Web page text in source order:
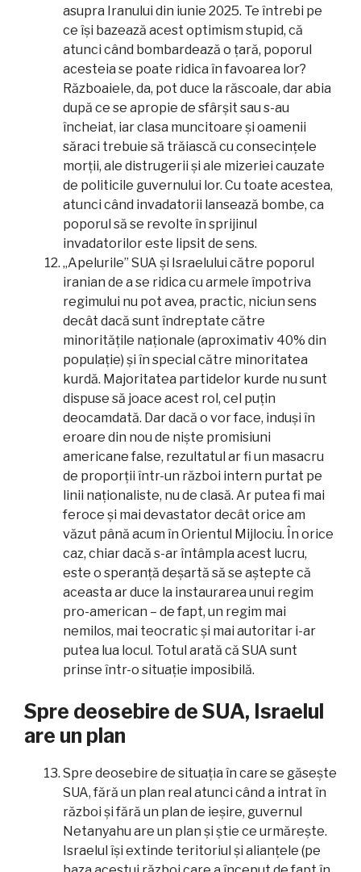
asupra Iranului din iunie 2025. Te întrebi pe
ce își bazează acest optimism stupid, că
atunci când bombardează o țară, poporul
acesteia se poate ridica în favoarea lor?
Războaiele, da, pot duce la răscoale, dar abia
după ce se apropie de sfârșit sau s-au
încheiat, iar clasa muncitoare și oamenii
săraci trebuie să trăiască cu consecințele
morții, ale distrugerii și ale mizeriei cauzate
de politicile guvernului lor. Cu toate acestea,
atunci când invadatorii lansează bombe, ca
poporul să se revolte în sprijinul
invadatorilor este lipsit de sens.
„Apelurile” SUA și Israelului către poporul
iranian de a se ridica cu armele împotriva
regimului nu pot avea, practic, niciun sens
decât dacă sunt îndreptate către
minoritățile naționale (aproximativ 40% din
populație) și în special către minoritatea
kurdă. Majoritatea partidelor kurde nu sunt
dispuse să joace acest rol, cel puțin
deocamdată. Dar dacă o vor face, induși în
eroare din nou de niște promisiuni
americane false, rezultatul ar fi un masacru
de proporții într-un război intern purtat pe
linii naționaliste, nu de clasă. Ar putea fi mai
feroce și mai devastator decât orice am
văzut până acum în Orientul Mijlociu. În orice
caz, chiar dacă s-ar întâmpla acest lucru,
este o speranță deșartă să se aștepte că
aceasta ar duce la instaurarea unui regim
pro-american – de fapt, un regim mai
nemilos, mai teocratic și mai autoritar i-ar
putea lua locul. Totul arată că SUA sunt
prinse într-o situație imposibilă.
Spre deosebire de SUA, Israelul
are un plan
Spre deosebire de situația în care se găsește
SUA, fără un plan real atunci când a intrat în
război și fără un plan de ieșire, guvernul
Netanyahu are un plan și știe ce urmărește.
Israelul își extinde teritoriul și alianțele (pe